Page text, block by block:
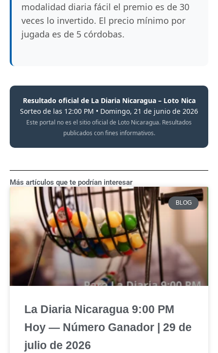
modalidad diaria fácil el premio es de 30
veces lo invertido. El precio mínimo por
jugada es de 5 córdobas.
Resultado oficial de La Diaria Nicaragua – Loto Nica
Sorteo de las 12:00 PM • Domingo, 21 de junio de 2026
Este portal no es el sitio oficial de Loto Nicaragua. Resultados
publicados con fines informativos.
Más artículos que te podrían interesar
BLOG
La Diaria Nicaragua 9:00 PM
Hoy — Número Ganador | 29 de
julio de 2026